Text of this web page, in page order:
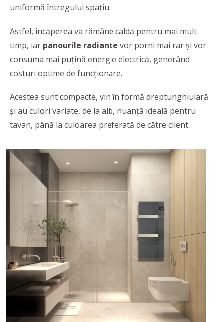
uniformă întregului spaţiu.
Astfel, încăperea va rămâne caldă pentru mai mult
timp, iar panourile radiante vor porni mai rar și vor
consuma mai puțină energie electrică, generând
costuri optime de funcţionare.
Acestea sunt compacte, vin în formă dreptunghiulară
și au culori variate, de la alb, nuanță ideală pentru
tavan, până la culoarea preferată de către client.